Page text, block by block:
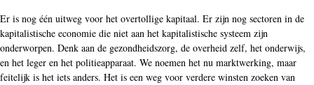
Er is nog één uitweg voor het overtollige kapitaal. Er zijn nog sectoren in de
kapitalistische economie die niet aan het kapitalistische systeem zijn
onderworpen. Denk aan de gezondheidszorg, de overheid zelf, het onderwijs,
en het leger en het politieapparaat. We noemen het nu marktwerking, maar
feitelijk is het iets anders. Het is een weg voor verdere winsten zoeken van